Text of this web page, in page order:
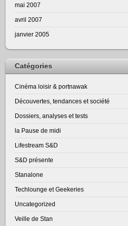
mai 2007
avril 2007
janvier 2005
Catégories
Cinéma loisir & portnawak
Découvertes, tendances et société
Dossiers, analyses et tests
la Pause de midi
Lifestream S&D
S&D présente
Stanalone
Techlounge et Geekeries
Uncategorized
Veille de Stan